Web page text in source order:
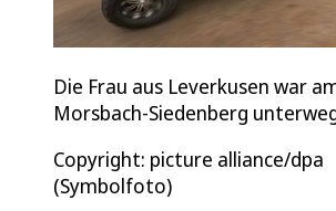
Die Frau aus Leverkusen war
Morsbach-Siedenberg
Copyright: picture alliance/dpa
(Symbolfoto)